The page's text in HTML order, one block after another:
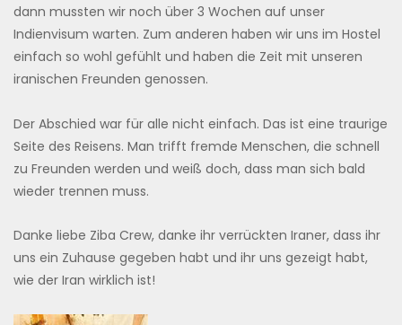
dann mussten wir noch über 3 Wochen auf unser
Indienvisum warten. Zum anderen haben wir uns im Hostel
einfach so wohl gefühlt und haben die Zeit mit unseren
iranischen Freunden genossen.
Der Abschied war für alle nicht einfach. Das ist eine traurige
Seite des Reisens. Man trifft fremde Menschen, die schnell
zu Freunden werden und weiß doch, dass man sich bald
wieder trennen muss.
Danke liebe Ziba Crew, danke ihr verrückten Iraner, dass ihr
uns ein Zuhause gegeben habt und ihr uns gezeigt habt,
wie der Iran wirklich ist!